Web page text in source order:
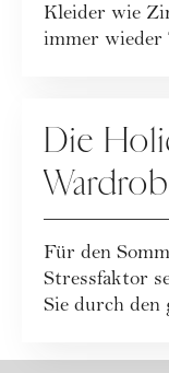
Kleider wie
immer wieder
Die
zum
Für den
Stressfaktor
Sie durch den